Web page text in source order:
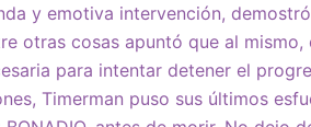
y emotiva intervención,
otras cosas apuntó que al
para intentar detener el
Timerman puso sus últimos